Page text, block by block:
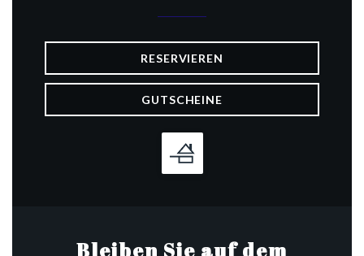
RESERVIEREN
GUTSCHEINE
Bleiben Sie auf dem